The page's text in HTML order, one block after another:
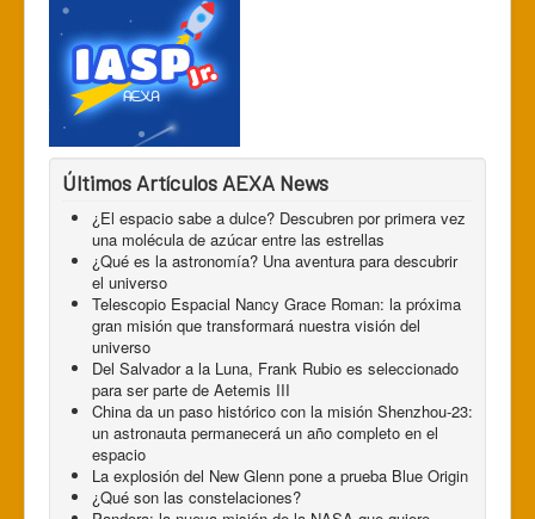
Últimos Artículos AEXA News
¿El espacio sabe a dulce? Descubren por primera vez
una molécula de azúcar entre las estrellas
¿Qué es la astronomía? Una aventura para descubrir
el universo
Telescopio Espacial Nancy Grace Roman: la próxima
gran misión que transformará nuestra visión del
universo
Del Salvador a la Luna, Frank Rubio es seleccionado
para ser parte de Aetemis III
China da un paso histórico con la misión Shenzhou-23:
un astronauta permanecerá un año completo en el
espacio
La explosión del New Glenn pone a prueba Blue Origin
¿Qué son las constelaciones?